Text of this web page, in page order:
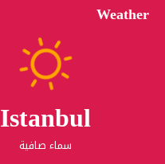
Weather
Istanbul
سماء صافية